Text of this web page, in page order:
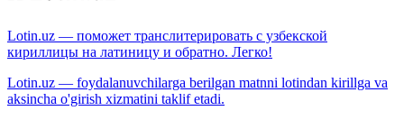
Lotin.uz — поможет транслитерировать с узбекской
кириллицы на латиницу и обратно. Легко!
Lotin.uz — foydalanuvchilarga berilgan matnni lotindan kirillga va
aksincha o'girish xizmatini taklif etadi.